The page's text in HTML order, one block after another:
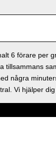
6 förare per
några
Vi hjälper